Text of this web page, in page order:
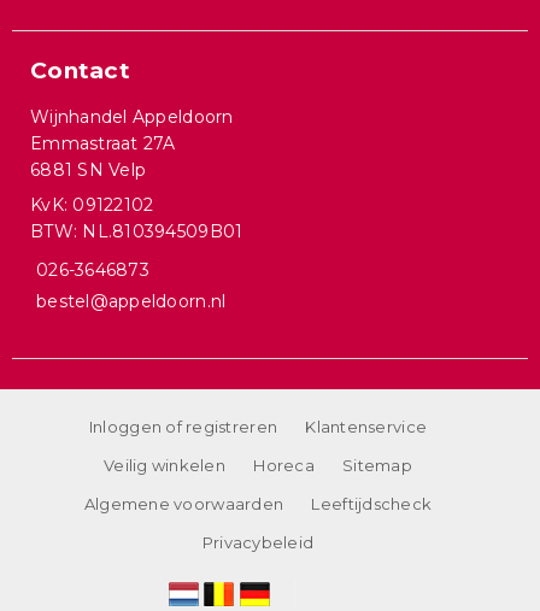
Contact
Wijnhandel Appeldoorn
Emmastraat 27A
6881 SN Velp
KvK: 09122102
BTW: NL.810394509B01
026-3646873
bestel@appeldoorn.nl
Inloggen of registreren
Klantenservice
Veilig winkelen
Horeca
Sitemap
Algemene voorwaarden
Leeftijdscheck
Privacybeleid